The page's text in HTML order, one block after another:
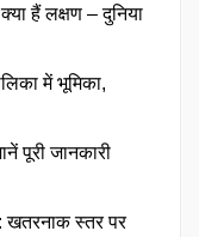
हैं लक्षण – दुनिया
में भूमिका,
पूरी जानकारी
स्तर पर